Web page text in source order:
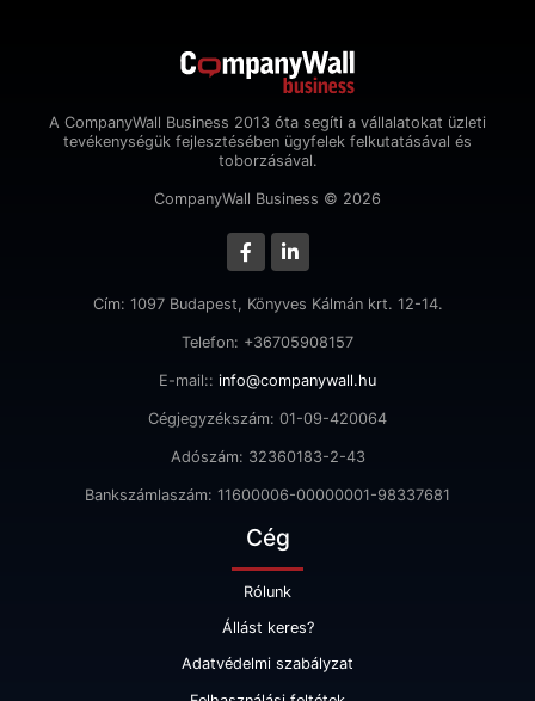
A CompanyWall Business 2013 óta segíti a vállalatokat üzleti
tevékenységük fejlesztésében ügyfelek felkutatásával és
toborzásával.
CompanyWall Business © 2026
Cím: 1097 Budapest, Könyves Kálmán krt. 12-14.
Telefon: +36705908157
E-mail:: info@companywall.hu
Cégjegyzékszám: 01-09-420064
Adószám: 32360183-2-43
Bankszámlaszám: 11600006-00000001-98337681
Cég
Rólunk
Állást keres?
Adatvédelmi szabályzat